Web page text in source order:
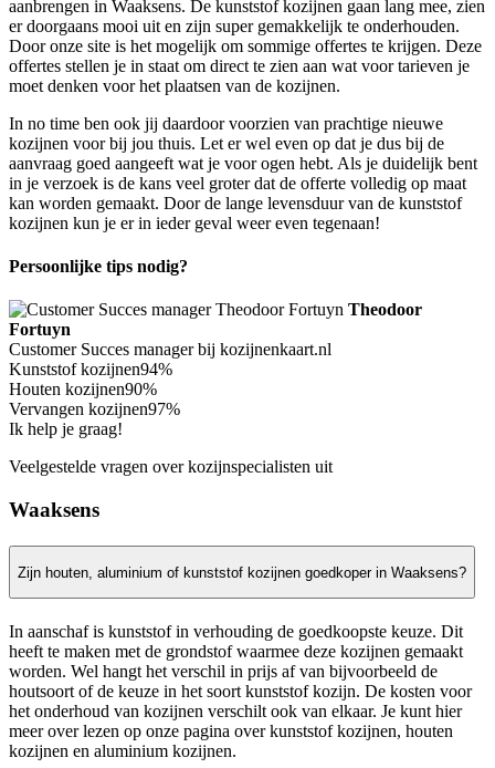
aanbrengen in Waaksens. De kunststof kozijnen gaan lang mee, zien
er doorgaans mooi uit en zijn super gemakkelijk te onderhouden.
Door onze site is het mogelijk om sommige offertes te krijgen. Deze
offertes stellen je in staat om direct te zien aan wat voor tarieven je
moet denken voor het plaatsen van de kozijnen.
In no time ben ook jij daardoor voorzien van prachtige nieuwe
kozijnen voor bij jou thuis. Let er wel even op dat je dus bij de
aanvraag goed aangeeft wat je voor ogen hebt. Als je duidelijk bent
in je verzoek is de kans veel groter dat de offerte volledig op maat
kan worden gemaakt. Door de lange levensduur van de kunststof
kozijnen kun je er in ieder geval weer even tegenaan!
Persoonlijke tips nodig?
Theodoor
Fortuyn
Customer Succes manager bij kozijnenkaart.nl
Kunststof kozijnen94%
Houten kozijnen90%
Vervangen kozijnen97%
Ik help je graag!
Veelgestelde vragen over kozijnspecialisten uit
Waaksens
Zijn houten, aluminium of kunststof kozijnen goedkoper in Waaksens?
In aanschaf is kunststof in verhouding de goedkoopste keuze. Dit
heeft te maken met de grondstof waarmee deze kozijnen gemaakt
worden. Wel hangt het verschil in prijs af van bijvoorbeeld de
houtsoort of de keuze in het soort kunststof kozijn. De kosten voor
het onderhoud van kozijnen verschilt ook van elkaar. Je kunt hier
meer over lezen op onze pagina over kunststof kozijnen, houten
kozijnen en aluminium kozijnen.